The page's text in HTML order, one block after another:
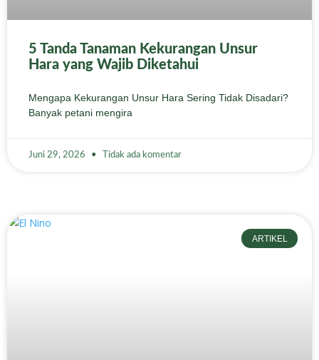
5 Tanda Tanaman Kekurangan Unsur
Hara yang Wajib Diketahui
Mengapa Kekurangan Unsur Hara Sering Tidak Disadari?
Banyak petani mengira
Juni 29, 2026 Tidak ada komentar
ARTIKEL